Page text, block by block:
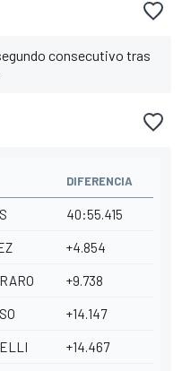
consecutivo tras
DIFERENCIA
40:55.415
+4.854
+9.738
+14.147
+14.467